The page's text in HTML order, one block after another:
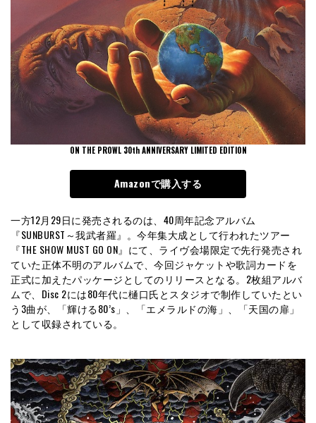
ON THE PROWL 30th ANNIVERSARY LIMITED EDITION
Amazonで購入する
一方12月29日に発売されるのは、40周年記念アルバム
『SUNBURST～我武者羅』。今年集大成として行われたツアー
『THE SHOW MUST GO ON』にて、ライヴ会場限定で先行発売され
ていた正体不明のアルバムで、今回ジャケットや歌詞カードを
正式に加えたパッケージとしてのリリースとなる。2枚組アルバ
ムで、Disc 2には80年代に樋口氏とスタジオで制作していたとい
う3曲が、「輝ける80’s」、「エメラルドの海」、「天国の扉」
として収録されている。